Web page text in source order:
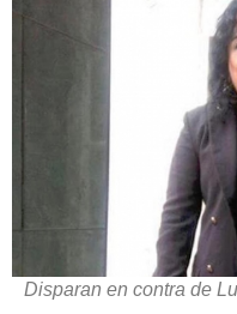
Disparan en contra de